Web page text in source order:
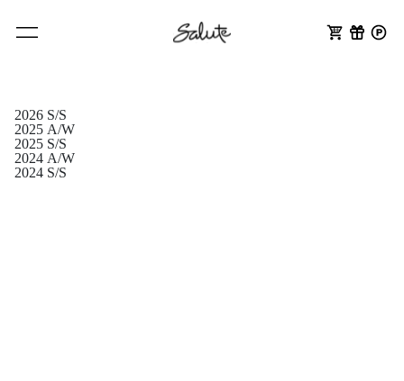
2026 S/S
2025 A/W
2025 S/S
2024 A/W
2024 S/S